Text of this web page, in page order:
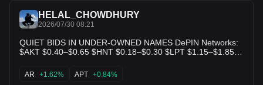
HELAL_CHOWDHURY
2026/07/30 08:21
QUIET BIDS IN UNDER-OWNED NAMES DePIN Networks:
$AKT $0.40–$0.65 $HNT $0.18–$0.30 $LPT $1.15–$1.85
High-Performance L1s: $APT $0.50–$0.80 $INJ $4.50–
$6.50 Market structure remains compressed with capital
AR +1.62% APT +0.84%